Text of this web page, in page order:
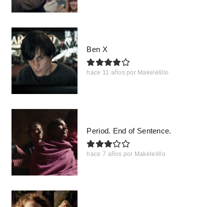
Ben X
hace 11 años por Makelelillo
Period. End of Sentence.
hace 7 años por Makelelillo